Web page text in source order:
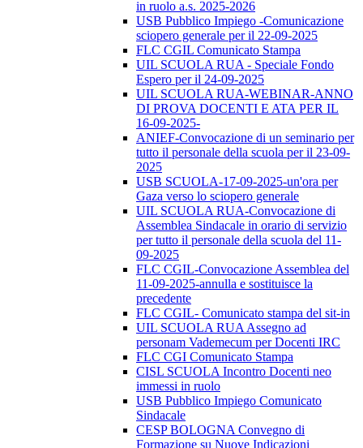
in ruolo a.s. 2025-2026
USB Pubblico Impiego -Comunicazione
sciopero generale per il 22-09-2025
FLC CGIL Comunicato Stampa
UIL SCUOLA RUA - Speciale Fondo
Espero per il 24-09-2025
UIL SCUOLA RUA-WEBINAR-ANNO
DI PROVA DOCENTI E ATA PER IL
16-09-2025-
ANIEF-Convocazione di un seminario per
tutto il personale della scuola per il 23-09-
2025
USB SCUOLA-17-09-2025-un'ora per
Gaza verso lo sciopero generale
UIL SCUOLA RUA-Convocazione di
Assemblea Sindacale in orario di servizio
per tutto il personale della scuola del 11-
09-2025
FLC CGIL-Convocazione Assemblea del
11-09-2025-annulla e sostituisce la
precedente
FLC CGIL- Comunicato stampa del sit-in
UIL SCUOLA RUA Assegno ad
personam Vademecum per Docenti IRC
FLC CGI Comunicato Stampa
CISL SCUOLA Incontro Docenti neo
immessi in ruolo
USB Pubblico Impiego Comunicato
Sindacale
CESP BOLOGNA Convegno di
Formazione su Nuove Indicazioni